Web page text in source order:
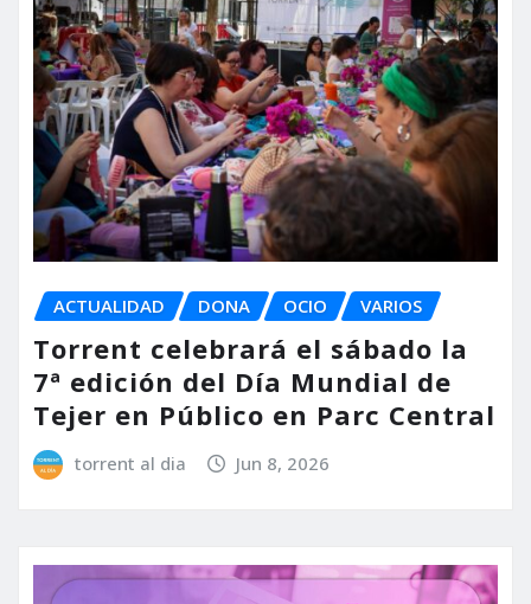
ACTUALIDAD DONA OCIO VARIOS
Torrent celebrará el sábado la
7ª edición del Día Mundial de
Tejer en Público en Parc Central
torrent al dia Jun 8, 2026